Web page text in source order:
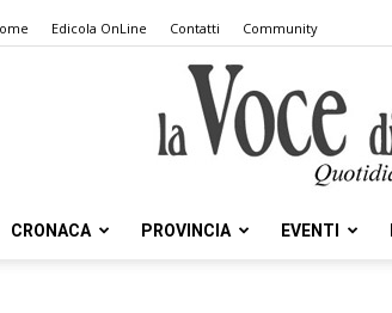
Edicola OnLine Contatti Community
CRONACA PROVINCIA EVENTI